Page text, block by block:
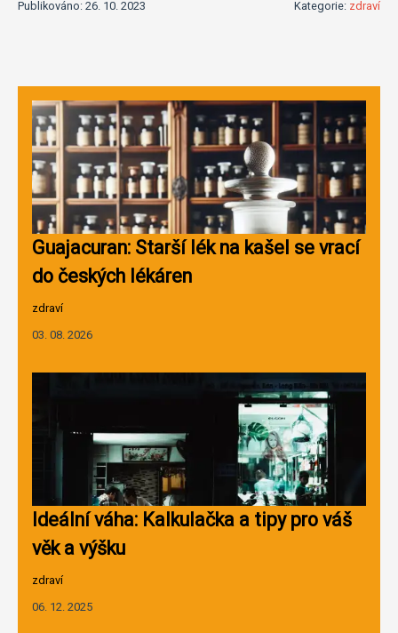
Publikováno: 26. 10. 2023 Kategorie: zdraví
Guajacuran: Starší lék na kašel se vrací
do českých lékáren
zdraví
03. 08. 2026
Ideální váha: Kalkulačka a tipy pro váš
věk a výšku
zdraví
06. 12. 2025